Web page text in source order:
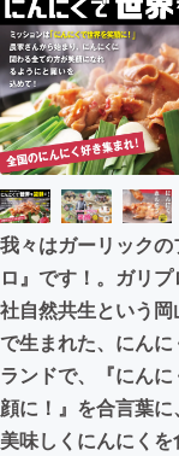
テクノ
映像・
ビジネ
まちづ
CAMPFIRE
我々はガーリック
ロ』です！。ガリ
社自然共生という
で生まれた、にん
ランドで、『にん
顔に！』を合言葉
美味しくにんにく